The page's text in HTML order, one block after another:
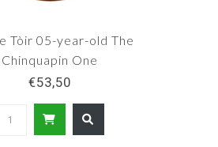
Tòir 05-year-old The
Chinquapin One
€53,50